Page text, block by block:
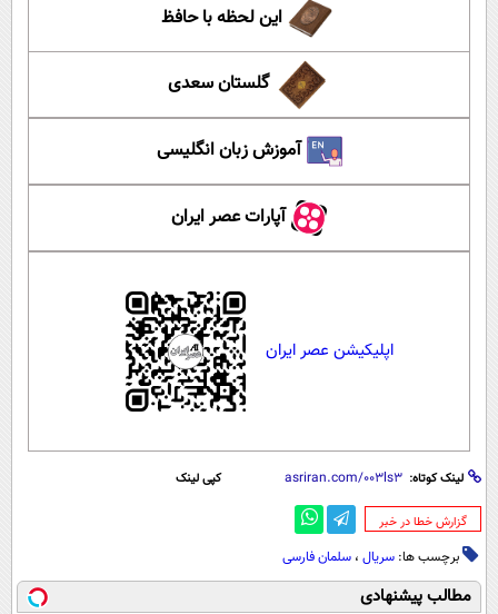
این لحظه با حافظ
گلستان سعدی
آموزش زبان انگلیسی
آپارات عصر ایران
اپلیکیشن عصر ایران
لینک کوتاه: کپی لینک
‌گزارش خطا در خبر
برچسب ها: سریال ، سلمان فارسی
مطالب پیشنهادی